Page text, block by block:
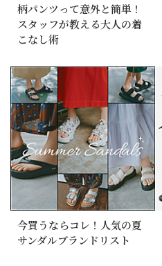
柄パンツって意外と簡単！
スタッフが教える大人の着
こなし術
今買うならコレ！人気の夏
サンダルブランドリスト